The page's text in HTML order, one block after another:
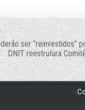
ser “reinvestidos”
DNIT reestrutura